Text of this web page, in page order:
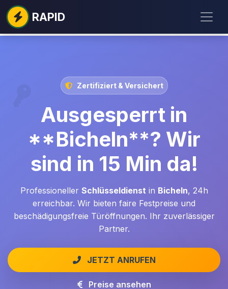
RAPID
Zertifiziert & Versichert
Ausgesperrt in
**Bicheln**? Wir
sind in 15 Min da!
Professioneller Schlüsseldienst in Bicheln, 24h
erreichbar. Wir bieten faire Festpreise und
beschädigungsfreie Türöffnungen. Ihr zuverlässiger
Partner.
JETZT ANRUFEN
Preise ansehen